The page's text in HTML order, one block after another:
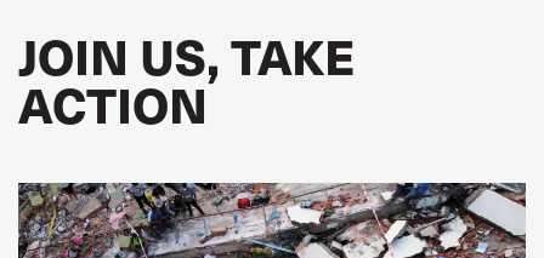
JOIN US, TAKE
ACTION